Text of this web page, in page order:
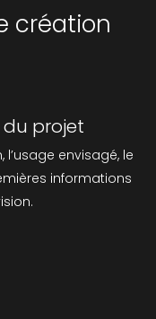
création
projet
envisagé, le
informations